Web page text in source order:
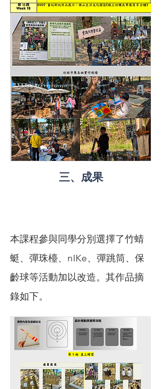
​三、成果
本課程參與同學分別選擇了竹蜻
蜓、彈珠檯、nIKe、彈跳筒、保
齡球等活動加以改造。其作品摘
錄如下。